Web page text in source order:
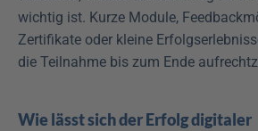
wichtig ist. Kurze Module,
Zertifikate oder kleine
die Teilnahme bis zum Ende
Wie lässt sich der Erfolg digitaler